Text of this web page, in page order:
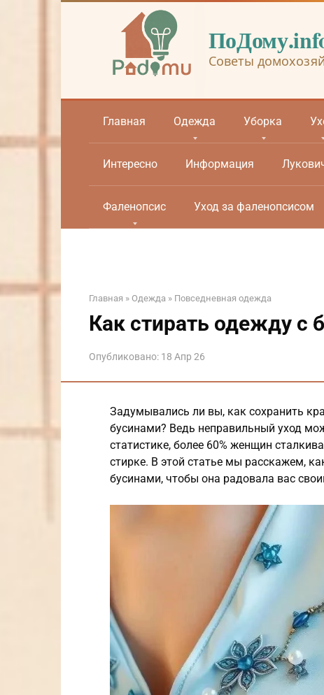
Советы
Главная Одежда Уборка
Интересно Информация
Фаленопсис Уход за фаленопсисом
Главная » Одежда » Повседневная одежда
Как стирать одежду с
Опубликовано: 18 Апр 26
Задумывались ли вы, как сохранить
бусинами? Ведь неправильный уход
статистике, более 60% женщин
стирке. В этой статье мы расскажем,
бусинами, чтобы она радовала вас